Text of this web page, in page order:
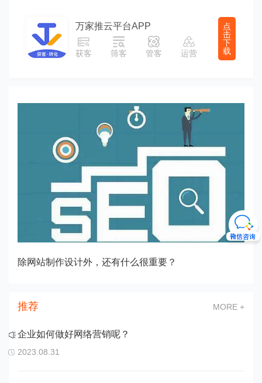
万家推云平台APP
获客 筛客 管客 运营
点
击
下
载
除网站制作设计外，还有什么很重要？
推荐 MORE +
企业如何做好网络营销呢？
2023.08.31